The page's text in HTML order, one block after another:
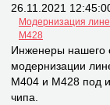
26.11.2021
Модернизация
M428
Инженеры нашего
модернизации
M404 и M428 под
чипа.